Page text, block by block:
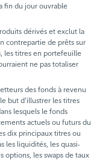
fin du jour ouvrable
dérivés et exclut la
contrepartie de prêts sur
les titres en portefeuille
ne pas totaliser
des fonds à revenu
but d’illustrer les titres
lesquels le fonds
actuels ou futurs du
dix principaux titres ou
les liquidités, les quasi-
options, les swaps de taux